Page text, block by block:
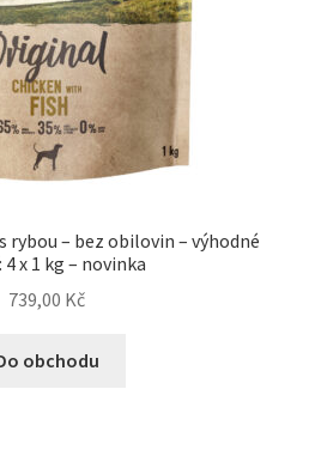
rybou – bez obilovin – výhodné
x 1 kg – novinka
739,00 Kč
obchodu